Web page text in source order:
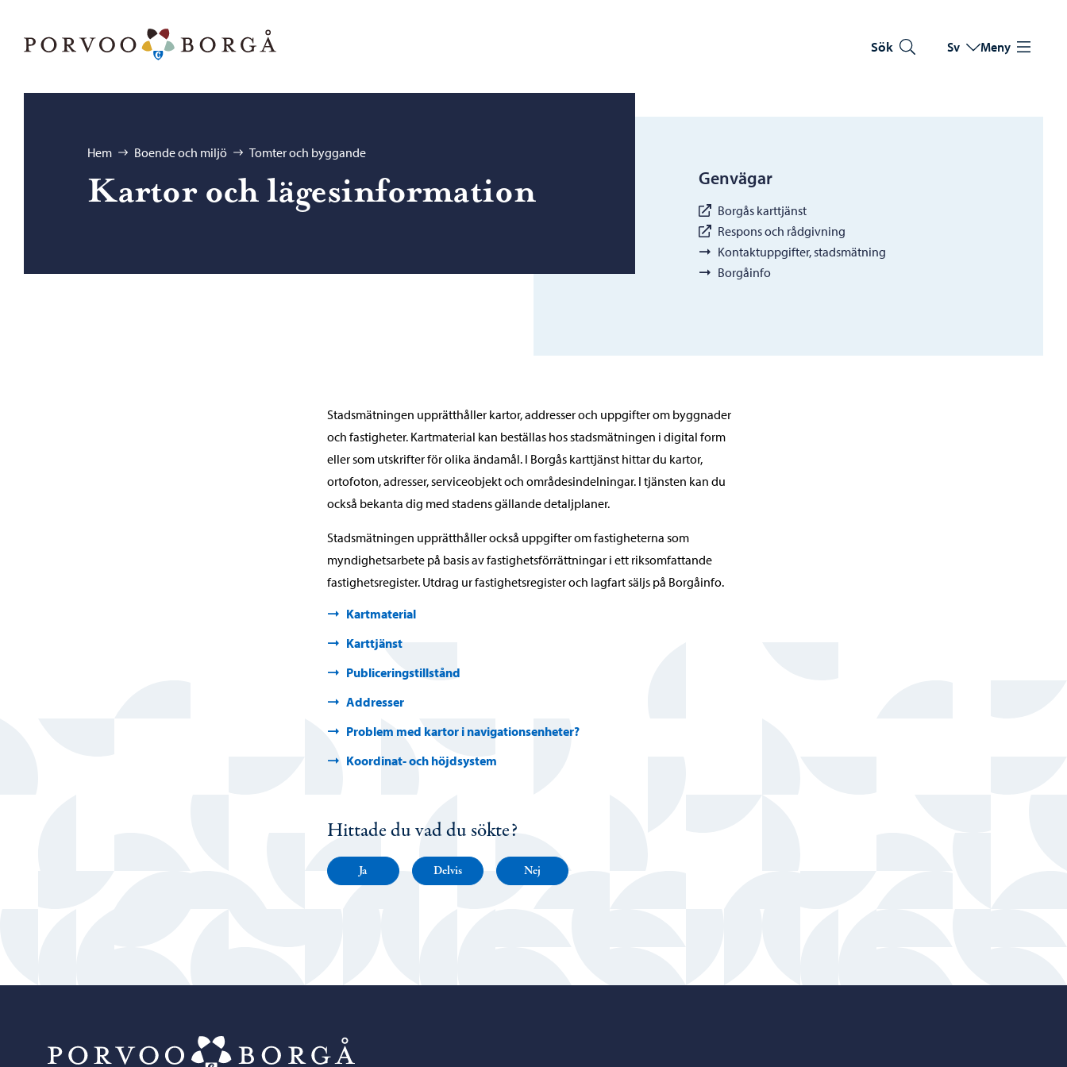
Sök Byt språk
Nuvarande språk:
Sv Meny
Bläddra:
Hem Boende och miljö Tomter och byggande
Kartor och lägesinformation Genvägar
Borgås karttjänst
Respons och rådgivning
Kontaktuppgifter, stadsmätning
Borgåinfo
Stadsmätningen upprätthåller kartor, addresser och uppgifter om byggnader
och fastigheter. Kartmaterial kan beställas hos stadsmätningen i digital form
eller som utskrifter för olika ändamål. I Borgås karttjänst hittar du kartor,
ortofoton, adresser, serviceobjekt och områdesindelningar. I tjänsten kan du
också bekanta dig med stadens gällande detaljplaner.
Stadsmätningen upprätthåller också uppgifter om fastigheterna som
myndighetsarbete på basis av fastighetsförrättningar i ett riksomfattande
fastighetsregister. Utdrag ur fastighetsregister och lagfart säljs på Borgåinfo.
Kartmaterial
Karttjänst
Publiceringstillstånd
Addresser
Problem med kartor i navigationsenheter?
Koordinat- och höjdsystem
Hittade du vad du sökte?
Ja Delvis Nej